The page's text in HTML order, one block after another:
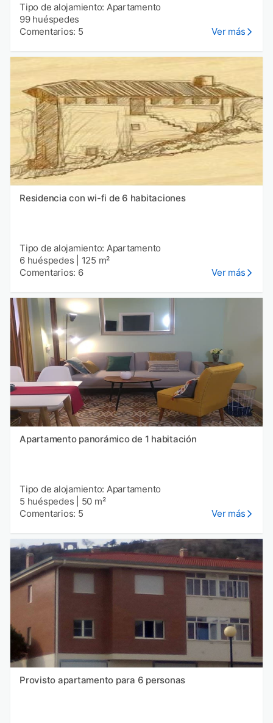
Tipo de alojamiento: Apartamento
99 huéspedes
Comentarios: 5
Ver más
Residencia con wi-fi de 6 habitaciones
Tipo de alojamiento: Apartamento
6 huéspedes
125 m²
Comentarios: 6
Ver más
Apartamento panorámico de 1 habitación
Tipo de alojamiento: Apartamento
5 huéspedes
50 m²
Comentarios: 5
Ver más
Provisto apartamento para 6 personas